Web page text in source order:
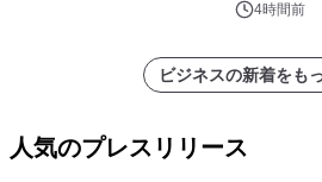
他）・分析
4時間前
ビジネスの新着をも
人気のプレスリリース